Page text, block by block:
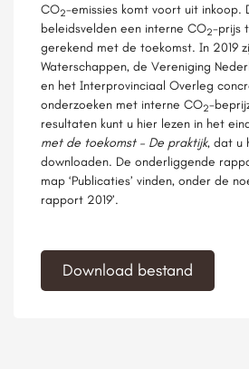
CO2-emissies komt voort uit inkoop.
beleidsvelden een interne CO2-prijs
gerekend met de toekomst. In 2019
Waterschappen, de Vereniging
en het Interprovinciaal Overleg
onderzoeken met interne CO2-
resultaten kunt u hier lezen in het
met de toekomst – De praktijk, dat u
downloaden. De onderliggende
map ‘Publicaties’ vinden, onder de
rapport 2019’.
Download bestand